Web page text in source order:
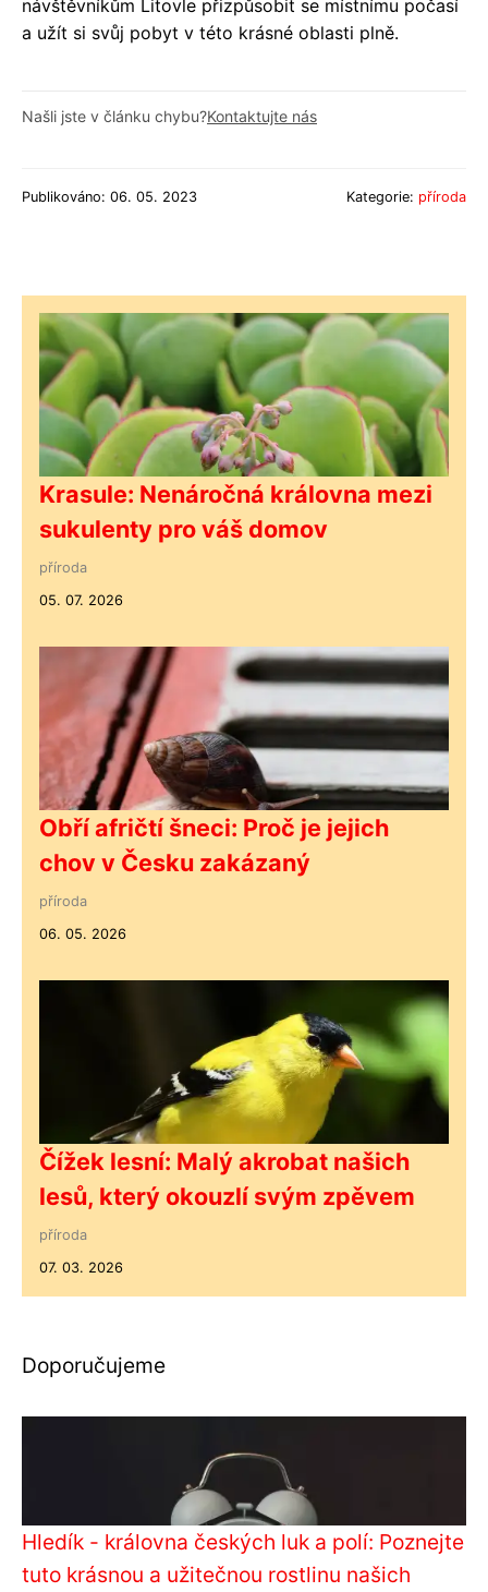
návštěvníkům Litovle přizpůsobit se místnímu počasí
a užít si svůj pobyt v této krásné oblasti plně.
Našli jste v článku chybu?Kontaktujte nás
Publikováno: 06. 05. 2023 Kategorie: příroda
Krasule: Nenáročná královna mezi
sukulenty pro váš domov
příroda
05. 07. 2026
Obří afričtí šneci: Proč je jejich
chov v Česku zakázaný
příroda
06. 05. 2026
Čížek lesní: Malý akrobat našich
lesů, který okouzlí svým zpěvem
příroda
07. 03. 2026
Doporučujeme
Hledík - královna českých luk a polí: Poznejte
tuto krásnou a užitečnou rostlinu našich